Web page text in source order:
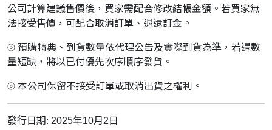
公司計算建議售價後，買家需配合修改結帳金額。若買家無
法接受售價，可配合取消訂單、退還訂金。
⦾ 預購特典、到貨數量依代理公告及實際到貨為準，若遇數
量短缺，將以已付優先次序順序發貨。
⦾ 本公司保留不接受訂單或取消出貨之權利。
發行日期: 2025年10月2日